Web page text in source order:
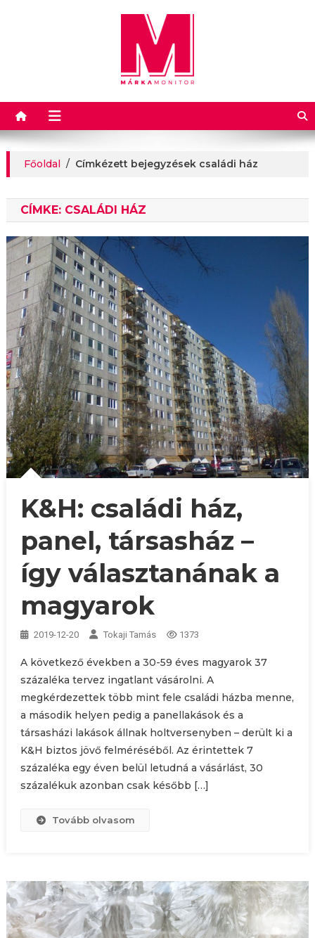
Márkamonitor
Főoldal / Címkézett bejegyzések családi ház
CÍMKE: CSALÁDI HÁZ
K&H: családi ház,
panel, társasház –
így választanának a
magyarok
2019-12-20 Tokaji Tamás 1373
A következő években a 30-59 éves magyarok 37
százaléka tervez ingatlant vásárolni. A
megkérdezettek több mint fele családi házba menne,
a második helyen pedig a panellakások és a
társasházi lakások állnak holtversenyben – derült ki a
K&H biztos jövő felméréséből. Az érintettek 7
százaléka egy éven belül letudná a vásárlást, 30
százalékuk azonban csak később […]
Tovább olvasom